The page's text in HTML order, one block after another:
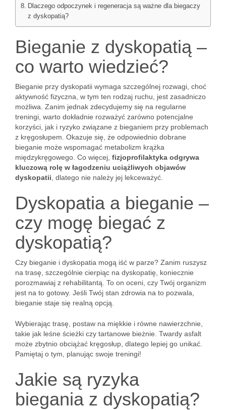
Dlaczego odpoczynek i regeneracja są ważne dla biegaczy
z dyskopatią?
Bieganie z dyskopatią –
co warto wiedzieć?
Bieganie przy dyskopatii wymaga szczególnej rozwagi, choć
aktywność fizyczna, w tym ten rodzaj ruchu, jest zasadniczo
możliwa. Zanim jednak zdecydujemy się na regularne
treningi, warto dokładnie rozważyć zarówno potencjalne
korzyści, jak i ryzyko związane z bieganiem przy problemach
z kręgosłupem. Okazuje się, że odpowiednio dobrane
bieganie może wspomagać metabolizm krążka
międzykręgowego. Co więcej, fizjoprofilaktyka odgrywa
kluczową rolę w łagodzeniu uciążliwych objawów
dyskopatii , dlatego nie należy jej lekceważyć.
Dyskopatia a bieganie –
czy mogę biegać z
dyskopatią?
Czy bieganie i dyskopatia mogą iść w parze? Zanim ruszysz
na trasę, szczególnie cierpiąc na dyskopatię, koniecznie
porozmawiaj z rehabilitantą. To on oceni, czy Twój organizm
jest na to gotowy. Jeśli Twój stan zdrowia na to pozwala,
bieganie staje się realną opcją.
Wybierając trasę, postaw na miękkie i równe nawierzchnie,
takie jak leśne ścieżki czy tartanowe bieżnie. Twardy asfalt
może zbytnio obciążać kręgosłup, dlatego lepiej go unikać.
Pamiętaj o tym, planując swoje treningi!
Jakie są ryzyka
biegania z dyskopatią?